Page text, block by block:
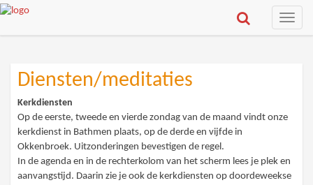
Toggle
Diensten/meditaties
Kerkdiensten
Op de eerste, tweede en vierde zondag van de maand vindt onze
kerkdienst in Bathmen plaats, op de derde en vijfde in
Okkenbroek. Uitzonderingen bevestigen de regel.
In de agenda en in de rechterkolom van het scherm lees je plek en
aanvangstijd. Daarin zie je ook de kerkdiensten op doordeweekse